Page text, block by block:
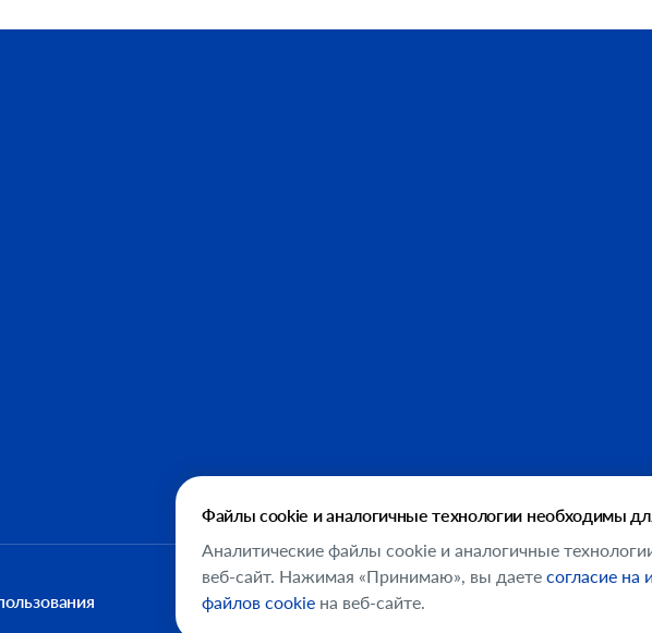
Файлы cookie и аналогичные технологии необходимы
Аналитические файлы cookie и аналогичные
веб-сайт. Нажимая «Принимаю», вы даете согласие на
файлов cookie на веб-сайте.